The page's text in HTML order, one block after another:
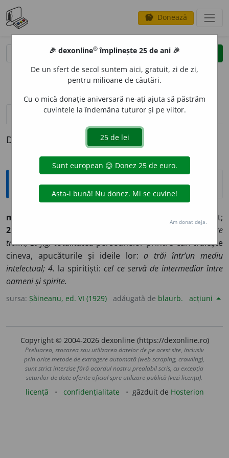
savings Donează
clear
opțiuni
definiții (1) pronunțievolume_up (50)
Definiția cu ID-ul 803845:
Explicative DEX
mediu
sunetul vocii între grav și acut;
2.
aerul e mediul în care
trăim; 3. fig.totalitatea persoanelor printre cari trăiește
cineva, apucăturile și ideile lor:a trăi într’un mediu
intelectual; 4. la spiritiști:cel ce servă de intermediar între
oameni și spirite.
sursa: Șăineanu, ed. VI (1929) adăugată de blaurb. acțiuni
Copyright © 2004-2026 dexonline (https://dexonline.ro)
Preluarea, stocarea sau utilizarea datelor de pe acest site, inclusiv
prin orice metode de extragere automată (web scraping, crawling),
sunt strict interzise fără acordul nostru prealabil scris, cu excepția
seturilor de date oferite oficial spre utilizare publică (vezi licența).
licență confidențialitate găzduit de Hosterion
🎉 dexonline® împlinește 25 de ani 🎉
De un sfert de secol suntem aici, gratuit, zi de zi,
pentru milioane de căutări.
Cu o mică donație aniversară ne-ați ajuta să păstrăm
cuvintele la îndemâna tuturor și pe viitor.
Am donat deja.